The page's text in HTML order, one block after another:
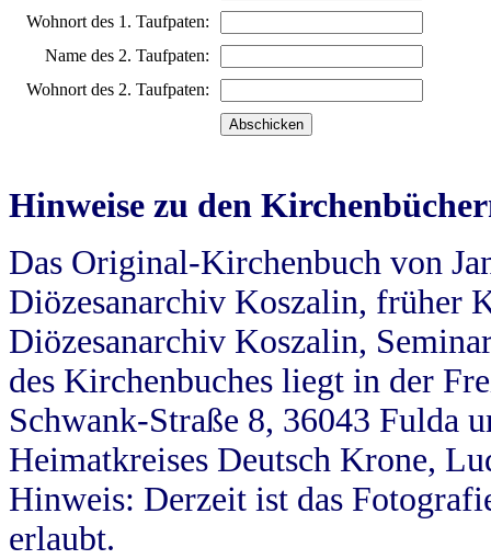
Wohnort des 1. Taufpaten:
Name des 2. Taufpaten:
Wohnort des 2. Taufpaten:
Hinweise zu den
Das Original-Kirchenbuch von
Diözesanarchiv Koszalin, früher
Diözesanarchiv Koszalin,
des Kirchenbuches liegt in der
Schwank-Straße 8, 36043 Fulda
Heimatkreises Deutsch Krone,
Hinweis: Derzeit ist das
erlaubt.